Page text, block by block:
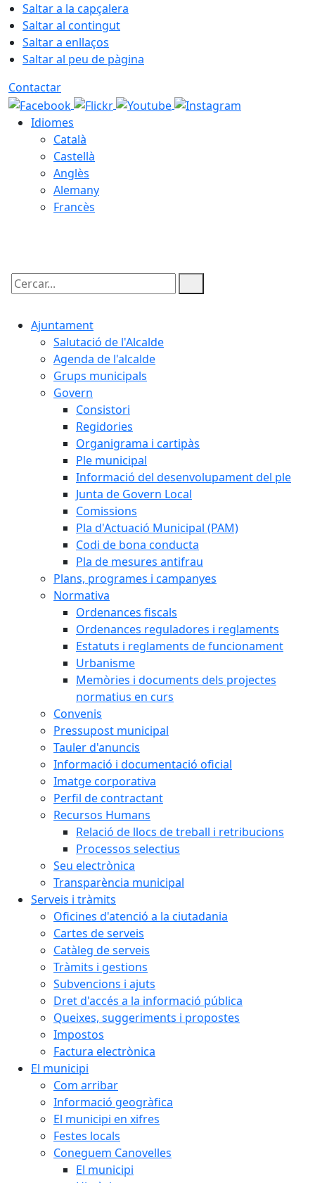
Saltar a la capçalera
Saltar al contingut
Saltar a enllaços
Saltar al peu de pàgina
Contactar
Idiomes
Català
Castellà
Anglès
Alemany
Francès
Cercar:
Ajuntament
Salutació de l'Alcalde
Agenda de l'alcalde
Grups municipals
Govern
Consistori
Regidories
Organigrama i cartipàs
Ple municipal
Informació del desenvolupament del ple
Junta de Govern Local
Comissions
Pla d'Actuació Municipal (PAM)
Codi de bona conducta
Pla de mesures antifrau
Plans, programes i campanyes
Normativa
Ordenances fiscals
Ordenances reguladores i reglaments
Estatuts i reglaments de funcionament
Urbanisme
Memòries i documents dels projectes
normatius en curs
Convenis
Pressupost municipal
Tauler d'anuncis
Informació i documentació oficial
Imatge corporativa
Perfil de contractant
Recursos Humans
Relació de llocs de treball i retribucions
Processos selectius
Seu electrònica
Transparència municipal
Serveis i tràmits
Oficines d'atenció a la ciutadania
Cartes de serveis
Catàleg de serveis
Tràmits i gestions
Subvencions i ajuts
Dret d'accés a la informació pública
Queixes, suggeriments i propostes
Impostos
Factura electrònica
El municipi
Com arribar
Informació geogràfica
El municipi en xifres
Festes locals
Coneguem Canovelles
El municipi